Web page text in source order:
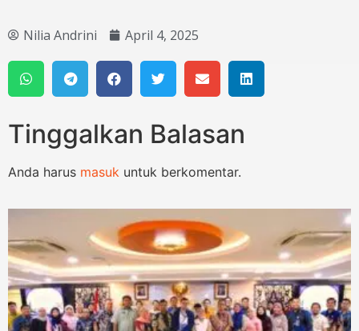
Nilia Andrini April 4, 2025
Tinggalkan Balasan
Anda harus masuk untuk berkomentar.